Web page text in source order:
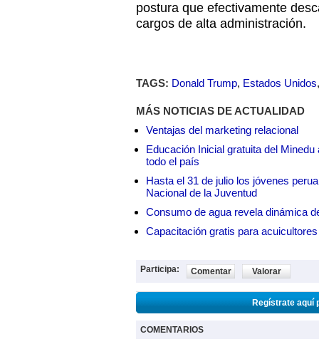
postura que efectivamente
cargos de alta administración.
TAGS: Donald Trump, Estados Unidos
MÁS NOTICIAS DE ACTUALIDAD
Ventajas del marketing relacional
Educación Inicial gratuita del
todo el país
Hasta el 31 de julio los jóvenes
Nacional de la Juventud
Consumo de agua revela dinámica
Capacitación gratis para
Participa: Comentar Valorar
Regístrate aquí
COMENTARIOS